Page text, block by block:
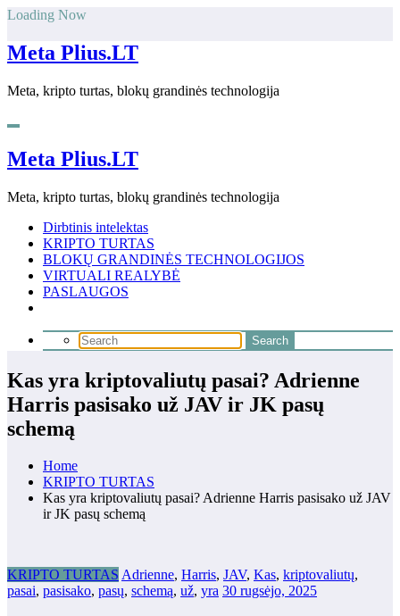
Skip
content
Loading Now
Meta Plius.LT
Meta, kripto turtas, blokų grandinės technologija
Meta Plius.LT
Meta, kripto turtas, blokų grandinės technologija
Dirbtinis intelektas
KRIPTO TURTAS
BLOKŲ GRANDINĖS TECHNOLOGIJOS
VIRTUALI REALYBĖ
PASLAUGOS
Kas yra kriptovaliutų pasai? Adrienne
Harris pasisako už JAV ir JK pasų
schemą
Home
KRIPTO TURTAS
Kas yra kriptovaliutų pasai? Adrienne Harris pasisako už JAV
ir JK pasų schemą
KRIPTO TURTAS Adrienne, Harris, JAV, Kas, kriptovaliutų,
pasai, pasisako, pasų, schemą, už, yra 30 rugsėjo, 2025